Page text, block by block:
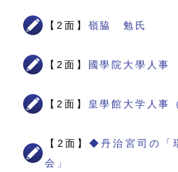
【2面】 嶺脇 勉氏
【2面】 國學院大學人事
【2面】 皇學館大学人事
【2面】◆丹治宮司の「
会」